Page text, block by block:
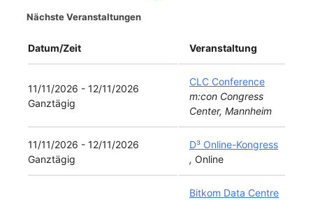
Nächste Veranstaltungen
Datum/Zeit Veranstaltung
11/11/2026 - 12/11/2026
Ganztägig
CLC Conference
m:con Congress
Center, Mannheim
11/11/2026 - 12/11/2026
Ganztägig
D³ Online-Kongress
, Online
Bitkom Data Centre